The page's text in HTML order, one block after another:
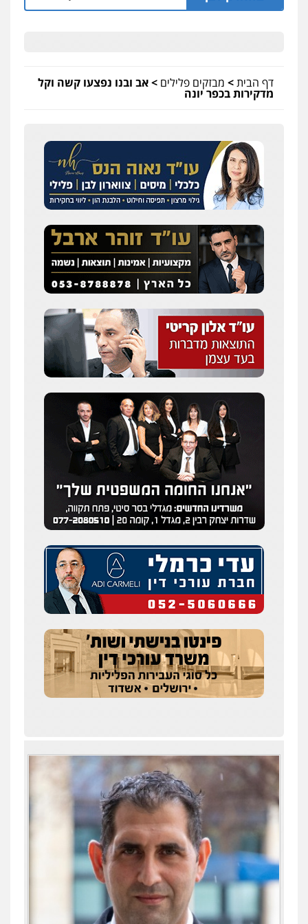
דף הבית> מבזקים פלילים >אב ובנו נפצעו קשה וקל
מדקירות בכפר יונה
עו"ד תומר נוה
פלילי מעצרים וחקירות עבירות המתה עורכי
דין לענייני אסירים
0507913332
עו"ד איהאב ג'לג'ולי
פלילי מעצרים וחקירות עורכי דין לענייני
אסירים
0505216700
עו"ד שלומי שרון
פלילי צבאי מעצרים וחקירות